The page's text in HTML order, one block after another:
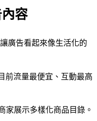
容
廣告看起來像生活化的
前流量最便宜、互動最高
家展示多樣化商品目錄。